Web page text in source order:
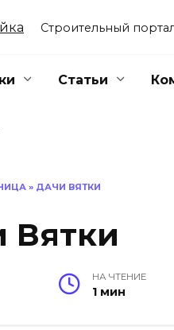
Строительный
Статьи
» ДАЧИ ВЯТКИ
Вятки
НА ЧТЕНИЕ
1 мин